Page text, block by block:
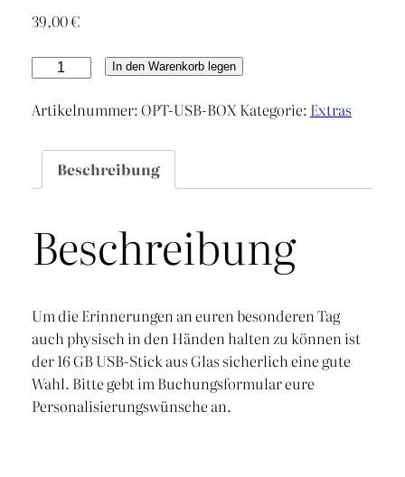
39,00€
USB-
mit
Box
Menge
In den Warenkorb legen
Artikelnummer:OPT-USB-BOX Kategorie: Extras
Beschreibung
Beschreibung
Um die Erinnerungen an euren besonderen Tag
auch physisch in den Händen halten zu können ist
der 16 GB USB-Stick aus Glas sicherlich eine gute
Wahl. Bitte gebt im Buchungsformular eure
Personalisierungswünsche an.